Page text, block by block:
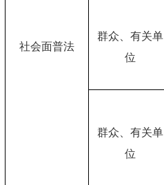
社会面普法
群众、有关单
位
群众、有关单
位